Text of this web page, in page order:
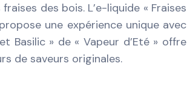
des bois. L’e-liquide « Fraises
une expérience unique avec
Basilic » de « Vapeur d’Eté » offre
de saveurs originales.